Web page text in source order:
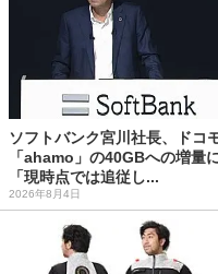
ソフトバンク宮川社長、ドコ
「ahamo」の40GBへの増量
「現時点では追従し...
2026年8月4日